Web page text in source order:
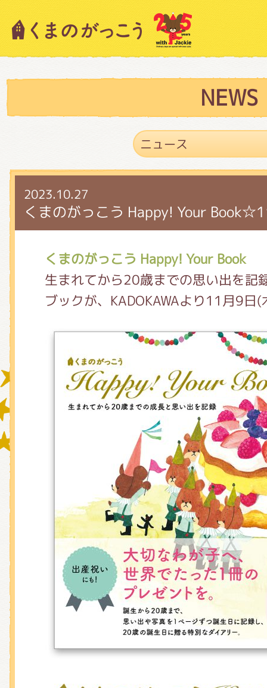
NEWS
2023.10.27
くまのがっこう Happy! Your
くまのがっこう Happy! Your Book
生まれてから20歳までの思い出を記
ブックが、KADOKAWAより11月9日
キャラクター紹介
スタッフブログ
絵本・作家紹介
ショップインフォメーション
ミュージカル・コンサート
おたのしみコンテンツ(クイズ・
チア ジャッキーズ！
くまのがっこう しょくいんしつ
くまのがっこう 家庭科部